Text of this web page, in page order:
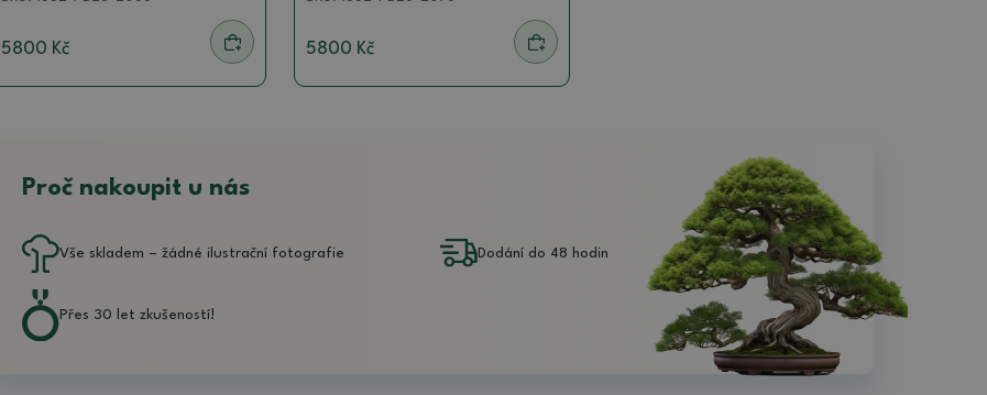
5800 Kč 5800 Kč
Proč nakoupit u nás
Vše skladem – žádné ilustrační fotografie Dodání do 48 hodin
Přes 30 let zkušeností!